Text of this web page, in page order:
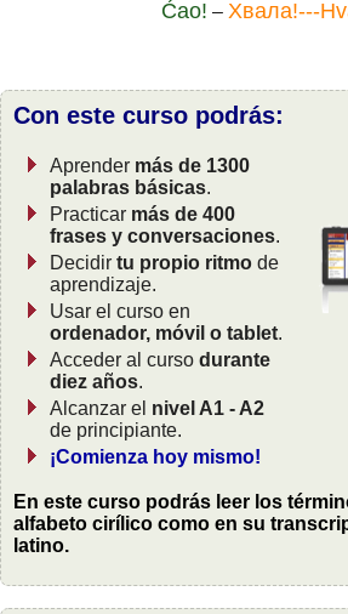
Ćao! – Хвала!---
Con este curso podrás:
Aprender más de 1300
palabras básicas.
Practicar más de 400
frases y conversaciones.
Decidir tu propio ritmo de
aprendizaje.
Usar el curso en
ordenador, móvil o tablet.
Acceder al curso durante
diez años.
Alcanzar el nivel A1 - A2
de principiante.
¡Comienza hoy mismo!
En este curso podrás leer los
alfabeto cirílico como en su
latino.